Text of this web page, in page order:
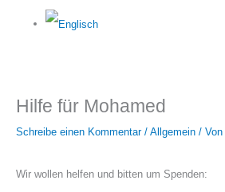
Hilfe für Mohamed
Schreibe einen Kommentar / Allgemein / Von
Wir wollen helfen und bitten um Spenden: